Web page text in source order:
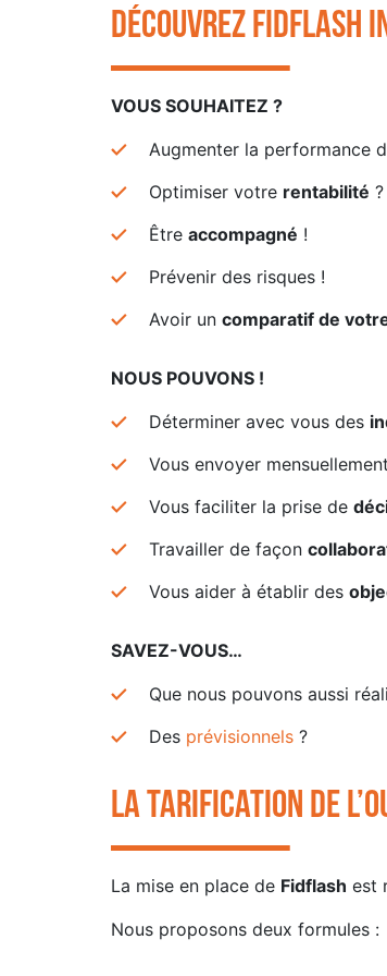
Découvrez Fidflash
VOUS SOUHAITEZ ?
Augmenter la performance
Optimiser votre rentabilité ?
Être accompagné !
Prévenir des risques !
Avoir un comparatif de
NOUS POUVONS !
Déterminer avec vous des
Vous envoyer
Vous faciliter la prise de
Travailler de façon
Vous aider à établir des
SAVEZ-VOUS…
Que nous pouvons aussi
Des prévisionnels ?
La tarification de
La mise en place de Fidflash est
Nous proposons deux formules :